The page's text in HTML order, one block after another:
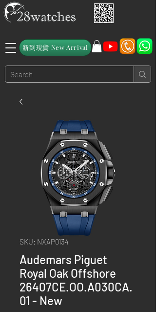
新到現貨 New Arrival
SKU: NXAP0134
Audemars Piguet
Royal Oak Offshore
26407CE.OO.A030CA.
01 - New